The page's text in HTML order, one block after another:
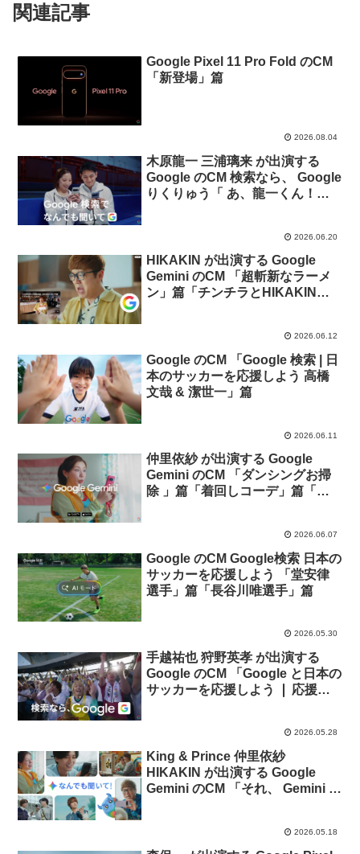
関連記事
Google Pixel 11 Pro Fold のCM
「新登場」篇
2026.08.04
木原龍一 三浦璃来 が出演する
Google のCM 検索なら、 Google
りくりゅう「 あ、龍一くん！え
2026.06.20
HIKAKIN が出演する Google
Gemini のCM 「超斬新なラーメ
ン」篇「チンチラとHIKAKIN」
2026.06.12
Google のCM 「Google 検索 | 日
本のサッカーを応援しよう 高橋
文哉 & 潔世一」篇
2026.06.11
仲里依紗 が出演する Google
Gemini のCM 「ダンシングお掃
除 」篇「着回しコーデ」篇「ス
2026.06.07
Google のCM Google検索 日本の
サッカーを応援しよう 「堂安律
選手」篇「長谷川唯選手」篇
2026.05.30
手越祐也 狩野英孝 が出演する
Google のCM 「Google と日本の
サッカーを応援しよう ❘ 応援メ
2026.05.28
King & Prince 仲里依紗
HIKAKIN が出演する Google
Gemini のCM 「それ、 Gemini に
2026.05.18